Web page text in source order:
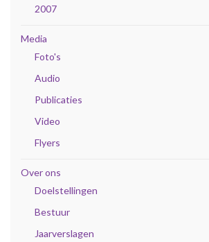
2007
Media
Foto's
Audio
Publicaties
Video
Flyers
Over ons
Doelstellingen
Bestuur
Jaarverslagen